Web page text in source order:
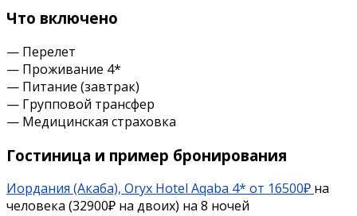
Что включено
— Перелет
— Проживание 4*
— Питание (завтрак)
— Групповой трансфер
— Медицинская страховка
Гостиница и пример бронирования
Иордания (Акаба), Oryx Hotel Aqaba 4* от 16500₽ на
человека (32900₽ на двоих) на 8 ночей